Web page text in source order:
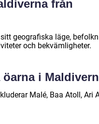
från
geografiska läge,
och bekvämligheter.
i
Malé, Baa Atoll, Ari